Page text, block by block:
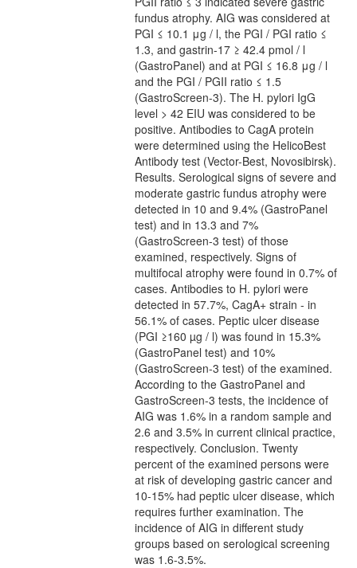
fundus atrophy. AIG was considered at
PGI ≤ 10.1 μg / l, the PGI / PGI ratio ≤
1.3, and gastrin-17 ≥ 42.4 pmol / l
(GastroPanel) and at PGI ≤ 16.8 μg / l
and the PGI / PGII ratio ≤ 1.5
(GastroScreen-3). The H. pylori IgG
level > 42 EIU was considered to be
positive. Antibodies to CagA protein
were determined using the HelicoBest
Antibody test (Vector-Best, Novosibirsk).
Results. Serological signs of severe and
moderate gastric fundus atrophy were
detected in 10 and 9.4% (GastroPanel
test) and in 13.3 and 7%
(GastroScreen-3 test) of those
examined, respectively. Signs of
multifocal atrophy were found in 0.7% of
cases. Antibodies to H. pylori were
detected in 57.7%, CagA+ strain - in
56.1% of cases. Peptic ulcer disease
(PGI ≥160 µg / l) was found in 15.3%
(GastroPanel test) and 10%
(GastroScreen-3 test) of the examined.
According to the GastroPanel and
GastroScreen-3 tests, the incidence of
AIG was 1.6% in a random sample and
2.6 and 3.5% in current clinical practice,
respectively. Conclusion. Twenty
percent of the examined persons were
at risk of developing gastric cancer and
10-15% had peptic ulcer disease, which
requires further examination. The
incidence of AIG in different study
groups based on serological screening
was 1.6-3.5%.